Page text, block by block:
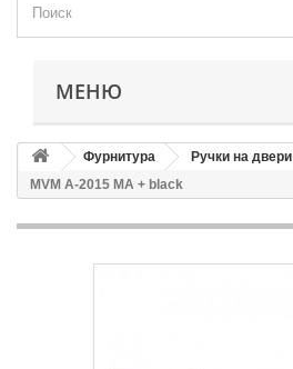
МЕНЮ
Фурнитура Ручки на двери
MVM А-2015 МА + black